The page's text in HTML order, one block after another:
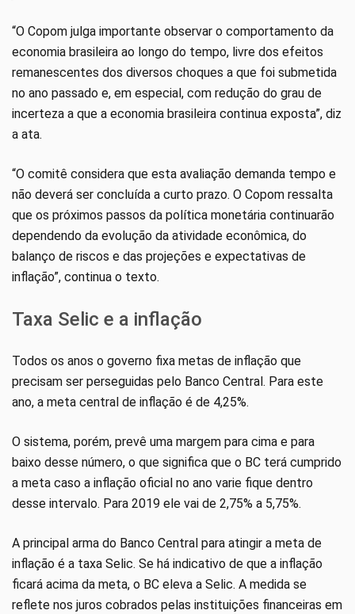
“O Copom julga importante observar o comportamento da
economia brasileira ao longo do tempo, livre dos efeitos
remanescentes dos diversos choques a que foi submetida
no ano passado e, em especial, com redução do grau de
incerteza a que a economia brasileira continua exposta”, diz
a ata.
“O comitê considera que esta avaliação demanda tempo e
não deverá ser concluída a curto prazo. O Copom ressalta
que os próximos passos da política monetária continuarão
dependendo da evolução da atividade econômica, do
balanço de riscos e das projeções e expectativas de
inflação”, continua o texto.
Taxa Selic e a inflação
Todos os anos o governo fixa metas de inflação que
precisam ser perseguidas pelo Banco Central. Para este
ano, a meta central de inflação é de 4,25%.
O sistema, porém, prevê uma margem para cima e para
baixo desse número, o que significa que o BC terá cumprido
a meta caso a inflação oficial no ano varie fique dentro
desse intervalo. Para 2019 ele vai de 2,75% a 5,75%.
A principal arma do Banco Central para atingir a meta de
inflação é a taxa Selic. Se há indicativo de que a inflação
ficará acima da meta, o BC eleva a Selic. A medida se
reflete nos juros cobrados pelas instituições financeiras em